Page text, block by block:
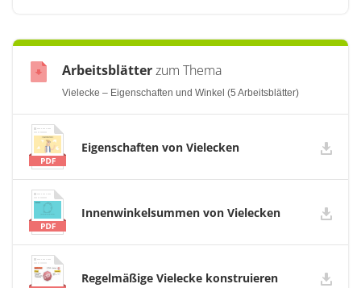
Arbeitsblätterzum Thema
Vielecke – Eigenschaften und Winkel (5 Arbeitsblätter)
Eigenschaften von Vielecken
Innenwinkelsummen von Vielecken
Regelmäßige Vielecke konstruieren